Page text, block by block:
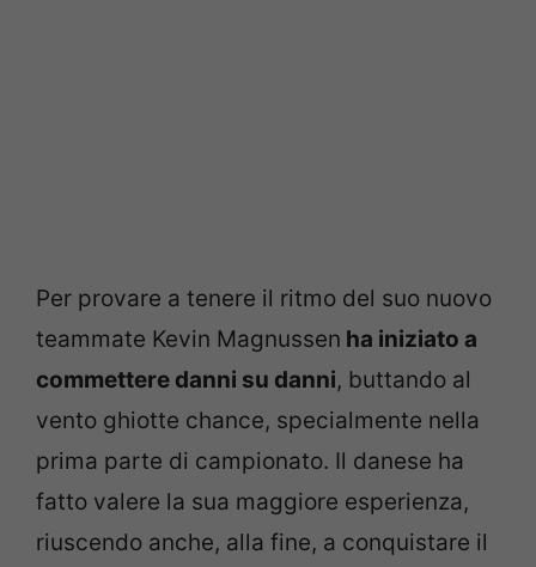
Per provare a tenere il ritmo del suo nuovo
teammate Kevin Magnussen ha iniziato a
commettere danni su danni, buttando al
vento ghiotte chance, specialmente nella
prima parte di campionato. Il danese ha
fatto valere la sua maggiore esperienza,
riuscendo anche, alla fine, a conquistare il